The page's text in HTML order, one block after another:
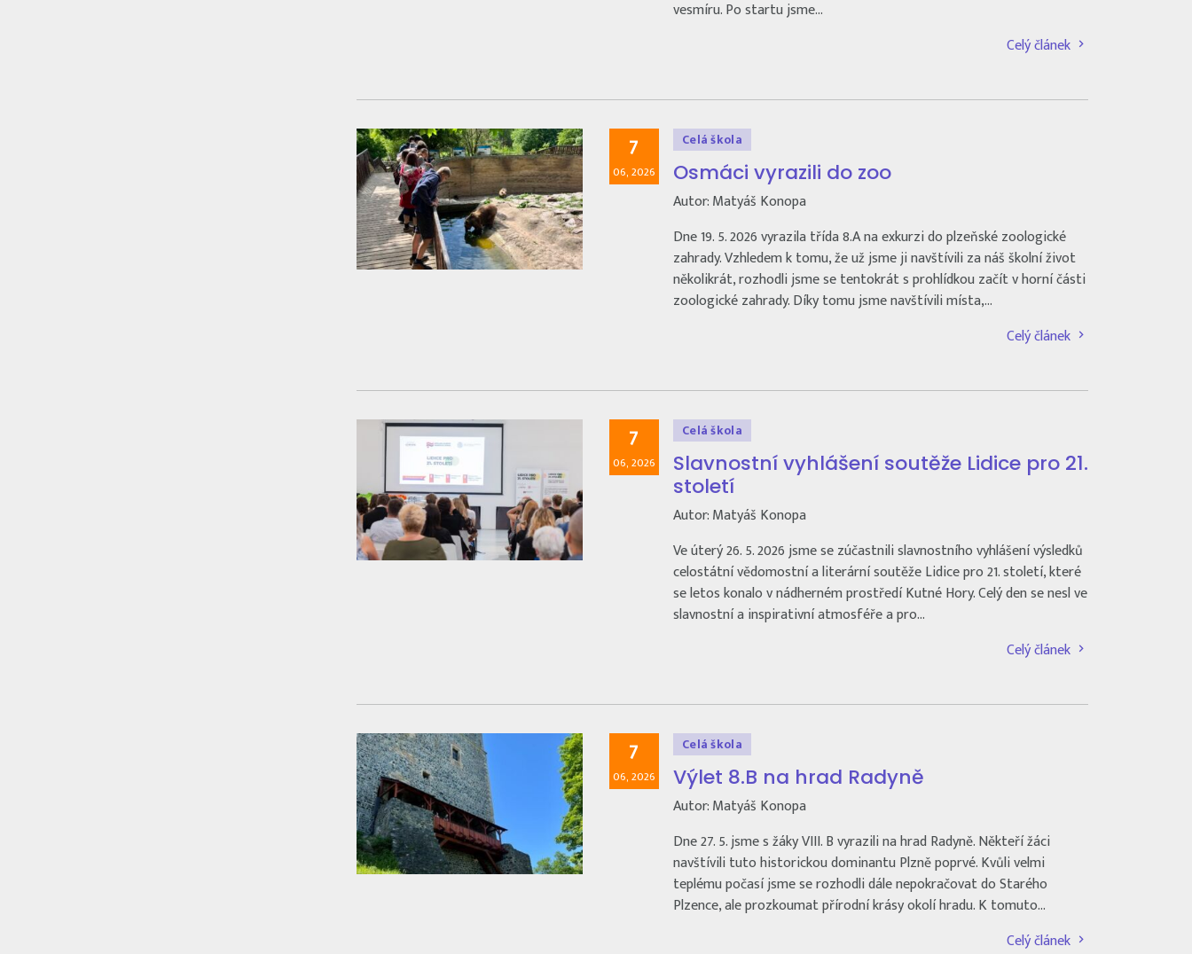
vesmíru. Po startu jsme…
Celý článek
7
06, 2026
Celá škola
Osmáci vyrazili do zoo
Autor: Matyáš Konopa
Dne 19. 5. 2026 vyrazila třída 8.A na exkurzi do plzeňské zoologické
zahrady. Vzhledem k tomu, že už jsme ji navštívili za náš školní život
několikrát, rozhodli jsme se tentokrát s prohlídkou začít v horní části
zoologické zahrady. Díky tomu jsme navštívili místa,…
Celý článek
7
06, 2026
Celá škola
Slavnostní vyhlášení soutěže Lidice pro 21.
století
Autor: Matyáš Konopa
Ve úterý 26. 5. 2026 jsme se zúčastnili slavnostního vyhlášení výsledků
celostátní vědomostní a literární soutěže Lidice pro 21. století, které
se letos konalo v nádherném prostředí Kutné Hory. Celý den se nesl ve
slavnostní a inspirativní atmosféře a pro…
Celý článek
7
06, 2026
Celá škola
Výlet 8.B na hrad Radyně
Autor: Matyáš Konopa
Dne 27. 5. jsme s žáky VIII. B vyrazili na hrad Radyně. Někteří žáci
navštívili tuto historickou dominantu Plzně poprvé. Kvůli velmi
teplému počasí jsme se rozhodli dále nepokračovat do Starého
Plzence, ale prozkoumat přírodní krásy okolí hradu. K tomuto…
Celý článek